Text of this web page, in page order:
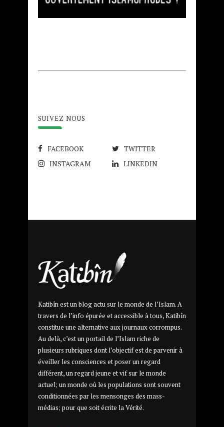
SUIVEZ NOUS
FACEBOOK
TWITTER
INSTAGRAM
LINKEDIN
Katibîn est un blog actu sur le monde de l’Islam. A
travers de l’info épurée et accessible à tous, Katibîn
constitue une alternative aux journaux corrompus.
Au delà, c’est un portail de l’Islam riche de
plusieurs rubriques dont l’objectif est de parvenir à
éveiller les consciences et poser un regard
différent, un regard jeune et vif sur le monde
actuel; un monde où les populations sont souvent
conditionnées par les mensonges des mass-
médias; pour que soit écrite la Vérité.